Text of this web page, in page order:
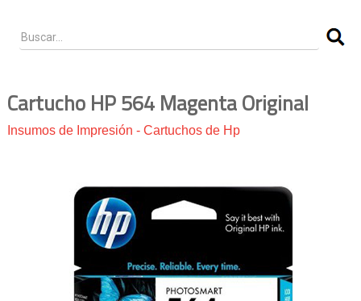
Pc Hp
IMPRESORAS
Impresoras Multifunción Tinta
Impresoras con Sistema Continuo
Impresora Láser Color
Cartucho HP 564 Magenta Original
Insumos de Impresión - Cartuchos de Hp